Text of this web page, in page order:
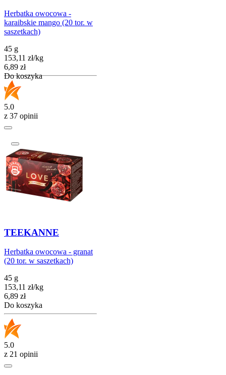
Herbatka owocowa -
karaibskie mango (20 tor. w
saszetkach)
45 g
153,11 zł/kg
Cena
6,89 zł
Do koszyka
5.0
z 37 opinii
TEEKANNE
Herbatka owocowa - granat
(20 tor. w saszetkach)
45 g
153,11 zł/kg
Cena
6,89 zł
Do koszyka
5.0
z 21 opinii